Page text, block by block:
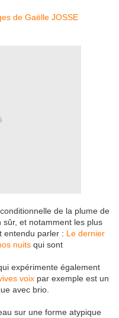
de la plume de
sûr, et notamment les plus
entendu parler : Le dernier
nuits qui sont
expérimente également
voix par exemple est un
avec brio.
sur une forme atypique